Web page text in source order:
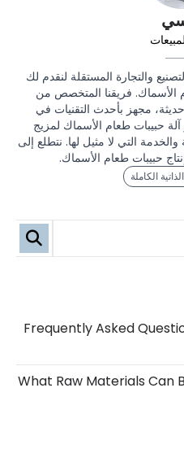
والتجارة المستقلة لنقدم لك
الأسماك. فريقنا المتخصص من
مجهز بأحدث التقنيات في
حبيبات طعام الأسماك لمزيج
التي لا مثيل لها. نتطلع إلى
حبيبات طعام الأسماك.
الكاملة
Frequently Asked
What Raw Materials Can